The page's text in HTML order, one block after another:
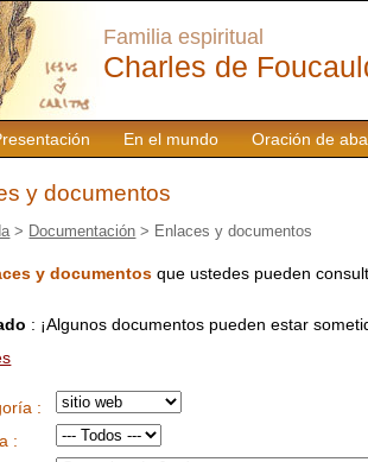
En el mundo Oración de
Familia espiritual
Charles de
y documentos
> Documentación > Enlaces y documentos
y documentosque ustedes pueden
: ¡Algunos documentos pueden estar
:
: